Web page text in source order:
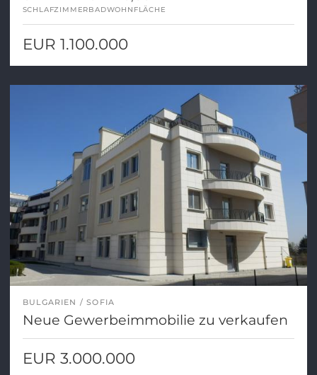
SCHLAFZIMMERBADWOHNFLÄCHE
EUR 1.100.000
BULGARIEN SOFIA
Neue Gewerbeimmobilie zu verkaufen
EUR 3.000.000